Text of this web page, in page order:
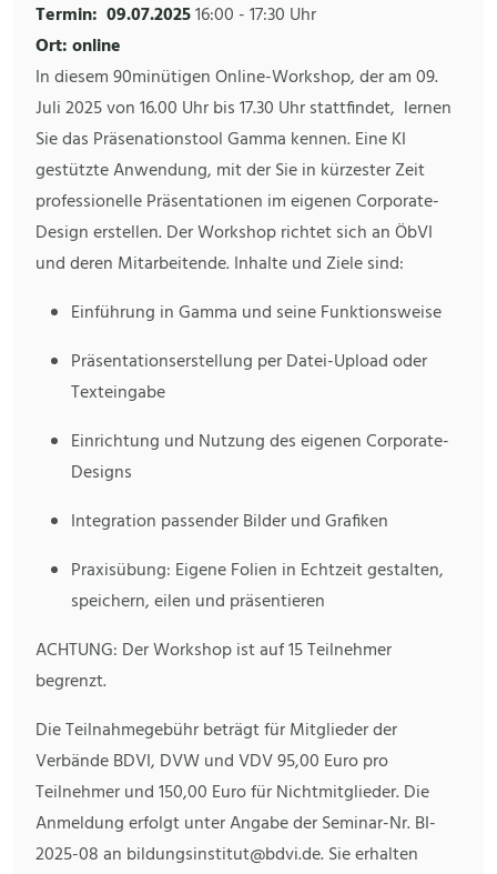
Termin: 09.07.202516:00 -17:30 Uhr
Ort: online
In diesem 90minütigen Online-Workshop, der am 09.
Juli 2025 von 16.00 Uhr bis 17.30 Uhr stattfindet, lernen
Sie das Präsenationstool Gamma kennen. Eine KI
gestützte Anwendung, mit der Sie in kürzester Zeit
professionelle Präsentationen im eigenen Corporate-
Design erstellen. Der Workshop richtet sich an ÖbVI
und deren Mitarbeitende. Inhalte und Ziele sind:
Einführung in Gamma und seine Funktionsweise
Präsentationserstellung per Datei-Upload oder
Texteingabe
Einrichtung und Nutzung des eigenen Corporate-
Designs
Integration passender Bilder und Grafiken
Praxisübung: Eigene Folien in Echtzeit gestalten,
speichern, eilen und präsentieren
ACHTUNG: Der Workshop ist auf 15 Teilnehmer
begrenzt.
Die Teilnahmegebühr beträgt für Mitglieder der
Verbände BDVI, DVW und VDV 95,00 Euro pro
Teilnehmer und 150,00 Euro für Nichtmitglieder. Die
Anmeldung erfolgt unter Angabe der Seminar-Nr. BI-
2025-08 an bildungsinstitut@bdvi.de. Sie erhalten